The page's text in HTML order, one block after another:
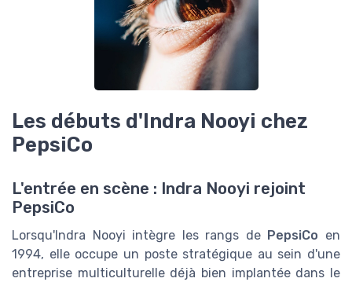
Les débuts d'Indra Nooyi chez
PepsiCo
L'entrée en scène : Indra Nooyi rejoint
PepsiCo
Lorsqu'Indra Nooyi intègre les rangs de PepsiCo en
1994, elle occupe un poste stratégique au sein d'une
entreprise multiculturelle déjà bien implantée dans le